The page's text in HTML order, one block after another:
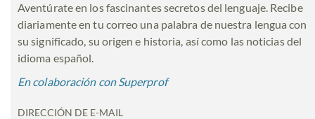
Aventúrate en los fascinantes secretos del lenguaje. Recibe
diariamente en tu correo una palabra de nuestra lengua con
su significado, su origen e historia, así como las noticias del
idioma español.
En colaboración con Superprof
DIRECCIÓN DE E-MAIL